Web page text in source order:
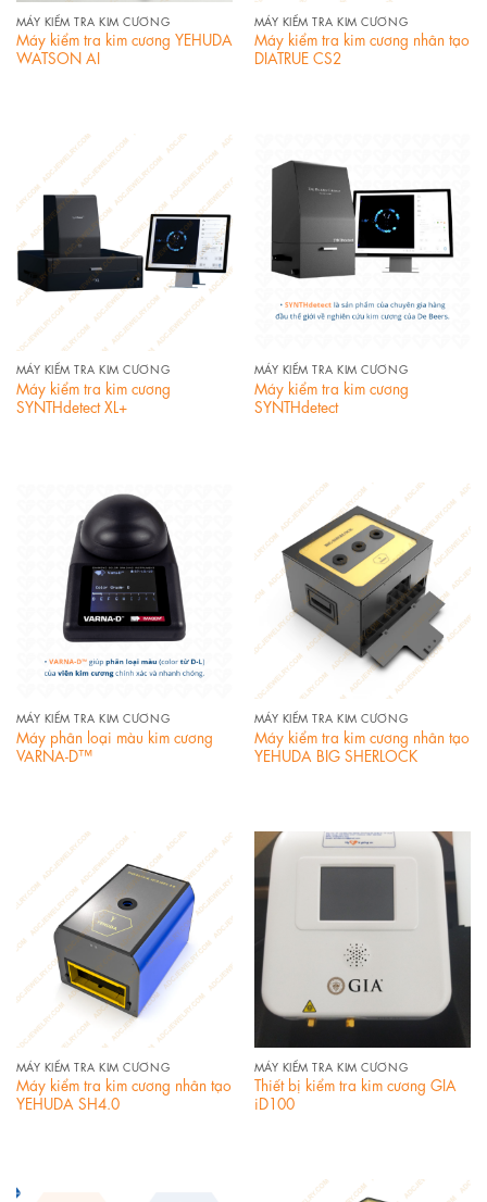
MÁY KIỂM TRA KIM CƯƠNG
Máy kiểm tra kim cương YEHUDA
WATSON AI
MÁY KIỂM TRA KIM CƯƠNG
Máy kiểm tra kim cương nhân tạo
DIATRUE CS2
MÁY KIỂM TRA KIM CƯƠNG
Máy kiểm tra kim cương
SYNTHdetect XL+
MÁY KIỂM TRA KIM CƯƠNG
Máy kiểm tra kim cương
SYNTHdetect
MÁY KIỂM TRA KIM CƯƠNG
Máy phân loại màu kim cương
VARNA-D™
MÁY KIỂM TRA KIM CƯƠNG
Máy kiểm tra kim cương nhân tạo
YEHUDA BIG SHERLOCK
MÁY KIỂM TRA KIM CƯƠNG
Máy kiểm tra kim cương nhân tạo
YEHUDA SH4.0
MÁY KIỂM TRA KIM CƯƠNG
Thiết bị kiểm tra kim cương GIA
iD100